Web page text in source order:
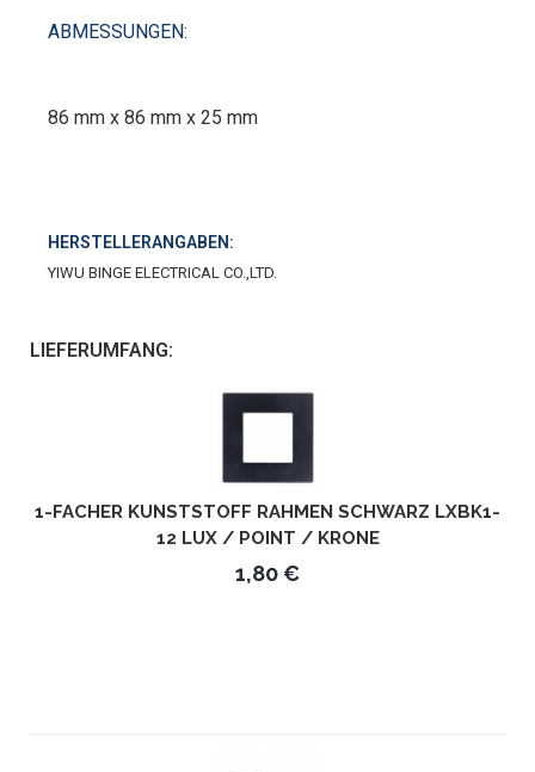
ABMESSUNGEN:
86 mm x 86 mm x 25 mm
HERSTELLERANGABEN:
YIWU BINGE ELECTRICAL CO.,LTD.
LIEFERUMFANG:
1-FACHER KUNSTSTOFF RAHMEN SCHWARZ LXBK1-
12 LUX / POINT / KRONE
1,80 €